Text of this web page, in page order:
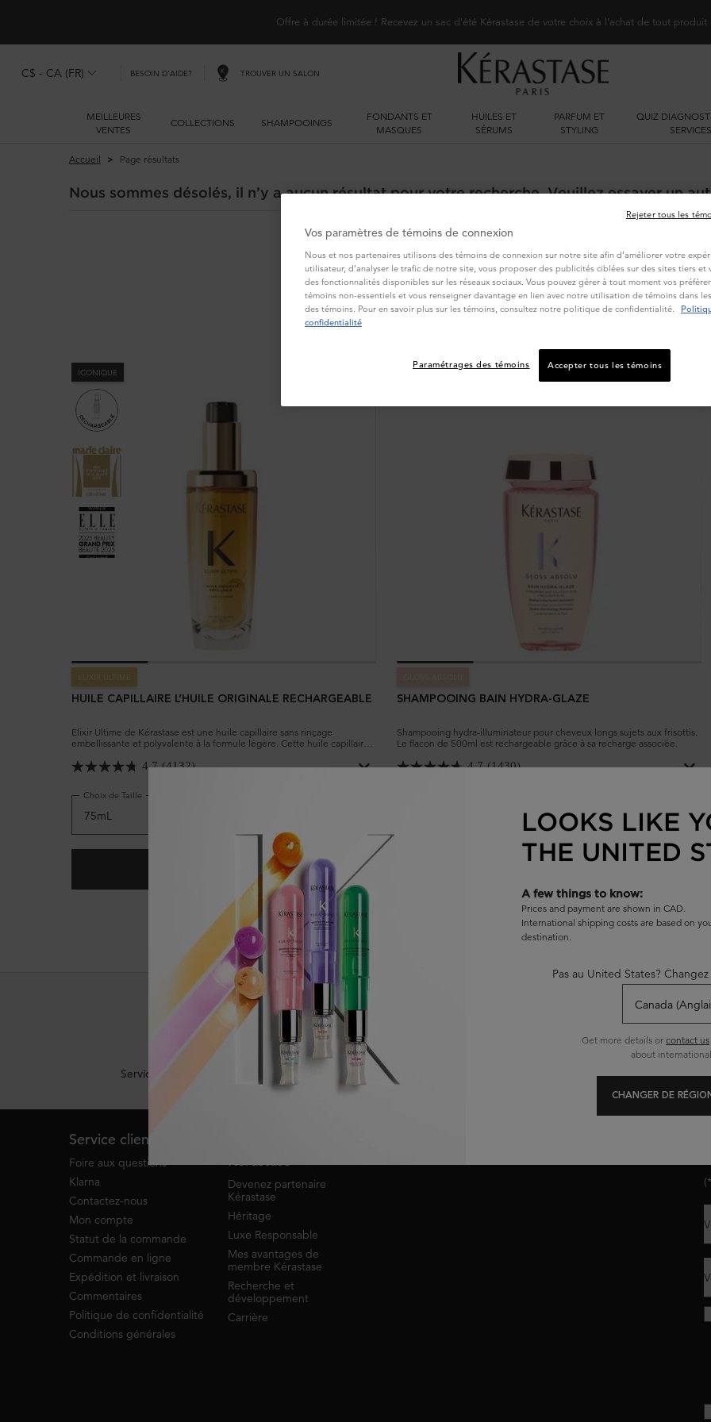
Offre à durée limitée ! Recevez un sac d'été Kérastase de votre choix à l'achat de tout produit
C$ - CA (FR) BESOIN D'AIDE? TROUVER UN SALON
MEILLEURES
VENTES
COLLECTIONS SHAMPOOINGS
FONDANTS ET
MASQUES
HUILES ET
SÉRUMS
PARFUM ET
STYLING
QUIZ
SERVICES
Accueil Page résultats
Nous sommes désolés, il n’y a aucun résultat pour votre recherche. Veuillez essayer un
VOUS POURRIEZ AUSSI AIMER
ICONIQUE
ELIXIR ULTIME
HUILE CAPILLAIRE L’HUILE ORIGINALE RECHARGEABLE
Elixir Ultime de Kérastase est une huile capillaire sans rinçage
embellissante et polyvalente à la formule légère. Cette huile capillaire
frisottis avancées qui protègent tous les types de cheveux et leur
4.7 (4132)
Choix de Taille
AJOUTER AU PANIER
HUILE CAPILLAIRE L’HUILE ORIGINALE RECHARGEABLE
SHAMPOOING BAIN HYDRA-GLAZE
Shampooing hydra-illuminateur pour cheveux longs sujets aux frisottis.
Le flacon de 500ml est rechargeable grâce à sa recharge associée.
4.7 (1430)
AJOUTER AU PANIER
Service de clavardage Offres Exclusives Test Diagnostique
Service client
Foire aux questions
Klarna
Contactez-nous
Mon compte
Statut de la commande
Commande en ligne
Expédition et livraison
Commentaires
Politique de confidentialité
Conditions générales
Kérastase
Devenez partenaire
Kérastase
Héritage
Luxe Responsable
Mes avantages de
membre Kérastase
Recherche et
développement
Carrière
Vos paramètres de témoins de connexion
Nous et nos partenaires utilisons des témoins de connexion sur notre site afin d’améliorer votre
utilisateur, d’analyser le trafic de notre site, vous proposer des publicités ciblées sur des sites tiers et
des fonctionnalités disponibles sur les réseaux sociaux. Vous pouvez gérer à tout moment vos
témoins non-essentiels et vous renseigner davantage en lien avec notre utilisation de témoins dans
des témoins. Pour en savoir plus sur les témoins, consultez notre politique de confidentialité.
confidentialité
Accepter tous les témoins
Paramétrages des témoins
Rejeter tous les
LOOKS LIKE
THE UNITED
A few things to know:
Prices and payment are shown in CAD.
International shipping costs are based on
destination.
Pas au United States?
Get more details or contact us
about
CHANGER DE